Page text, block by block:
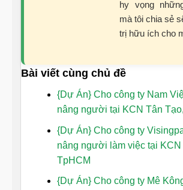
hy vọng
mà tôi chia sẻ
trị hữu ích cho
Bài viết cùng chủ đề
{Dự Án} Cho công ty Nam
nâng người tại KCN Tân
{Dự Án} Cho công ty
nâng người làm việc tại KCN
TpHCM
{Dự Án} Cho công ty Mê